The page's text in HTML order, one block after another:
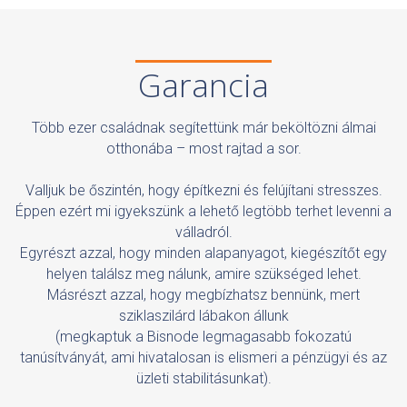
Garancia
Több ezer családnak segítettünk már beköltözni álmai
otthonába – most rajtad a sor.
Valljuk be őszintén, hogy építkezni és felújítani stresszes.
Éppen ezért mi igyekszünk a lehető legtöbb terhet levenni a
válladról.
Egyrészt azzal, hogy minden alapanyagot, kiegészítőt egy
helyen találsz meg nálunk, amire szükséged lehet.
Másrészt azzal, hogy megbízhatsz bennünk, mert
sziklaszilárd lábakon állunk
(megkaptuk a Bisnode legmagasabb fokozatú
tanúsítványát, ami hivatalosan is elismeri a pénzügyi és az
üzleti stabilitásunkat).